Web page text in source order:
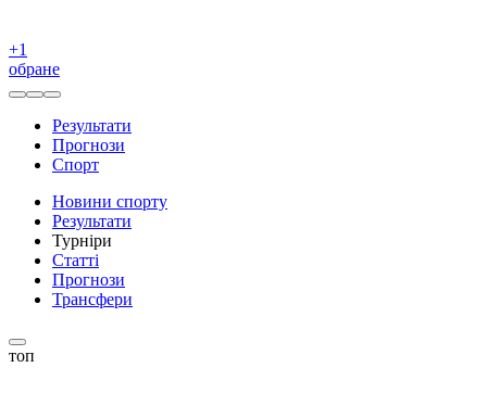
+1
обране
Результати
Прогнози
Спорт
Новини спорту
Результати
Турніри
Статті
Прогнози
Трансфери
топ